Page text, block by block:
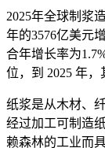
2025年全球制浆
年的3576亿美元
合年增长率为
位，到 2025 年，
纸浆是从木材、
经过加工可制造
赖森林的工业而